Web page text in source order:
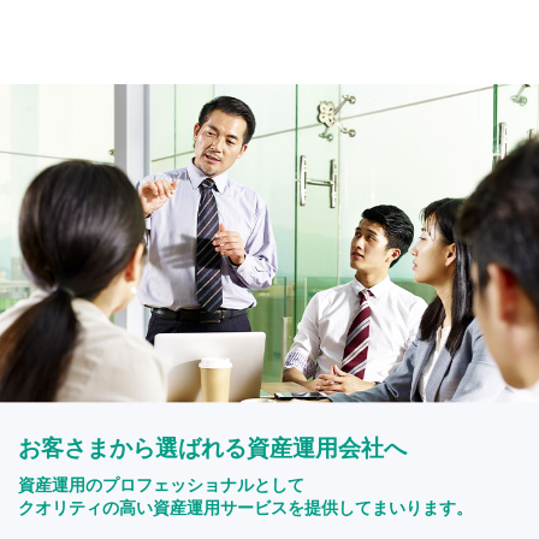
お客さまから選ばれる資産運用会社へ
資産運用のプロフェッショナルとして
クオリティの高い資産運用サービスを提供してまいります。